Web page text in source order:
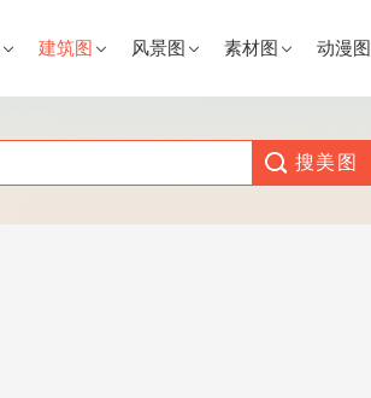
建筑图 风景图 素材图 动漫图